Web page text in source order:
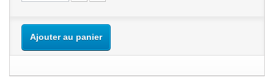
Ajouter au panier